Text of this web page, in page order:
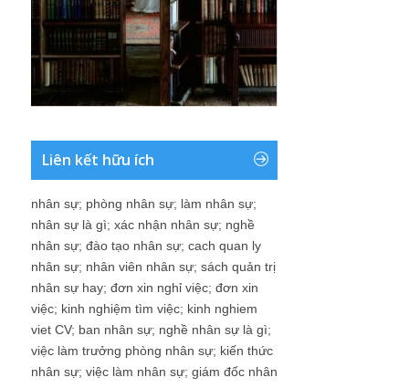
Liên kết hữu ích
nhân sự; phòng nhân sự; làm nhân sự;
nhân sự là gì; xác nhận nhân sự; nghề
nhân sự; đào tạo nhân sự; cach quan ly
nhân sự; nhân viên nhân sự; sách quản trị
nhân sự hay; đơn xin nghỉ việc; đơn xin
việc; kinh nghiệm tìm việc; kinh nghiem
viet CV; ban nhân sự; nghề nhân sự là gì;
việc làm trưởng phòng nhân sự; kiến thức
nhân sự; việc làm nhân sự; giám đốc nhân